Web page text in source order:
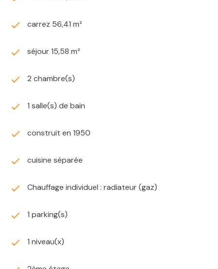
carrez 56,41 m²
séjour 15,58 m²
2 chambre(s)
1 salle(s) de bain
construit en 1950
cuisine séparée
Chauffage individuel : radiateur (gaz)
1 parking(s)
1 niveau(x)